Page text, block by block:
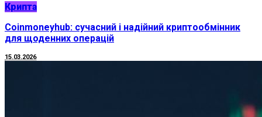
Крипта
Coinmoneyhub: сучасний і надійний криптообмінник
для щоденних операцій
15.03.2026